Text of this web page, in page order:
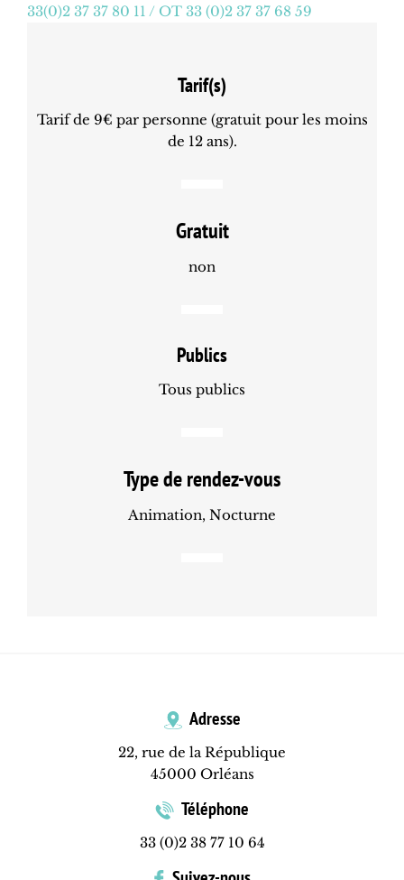
33(0)2 37 37 80 11 / OT 33 (0)2 37 37 68 59
Tarif(s)
Tarif de 9€ par personne (gratuit pour les moins
de 12 ans).
Gratuit
non
Publics
Tous publics
Type de rendez-vous
Animation, Nocturne
Adresse
22, rue de la République
45000 Orléans
Téléphone
33 (0)2 38 77 10 64